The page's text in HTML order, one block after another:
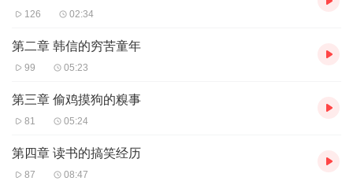
126 02:34
第二章 韩信的穷苦童年
99 05:23
第三章 偷鸡摸狗的糗事
81 05:24
第四章 读书的搞笑经历
87 08:47